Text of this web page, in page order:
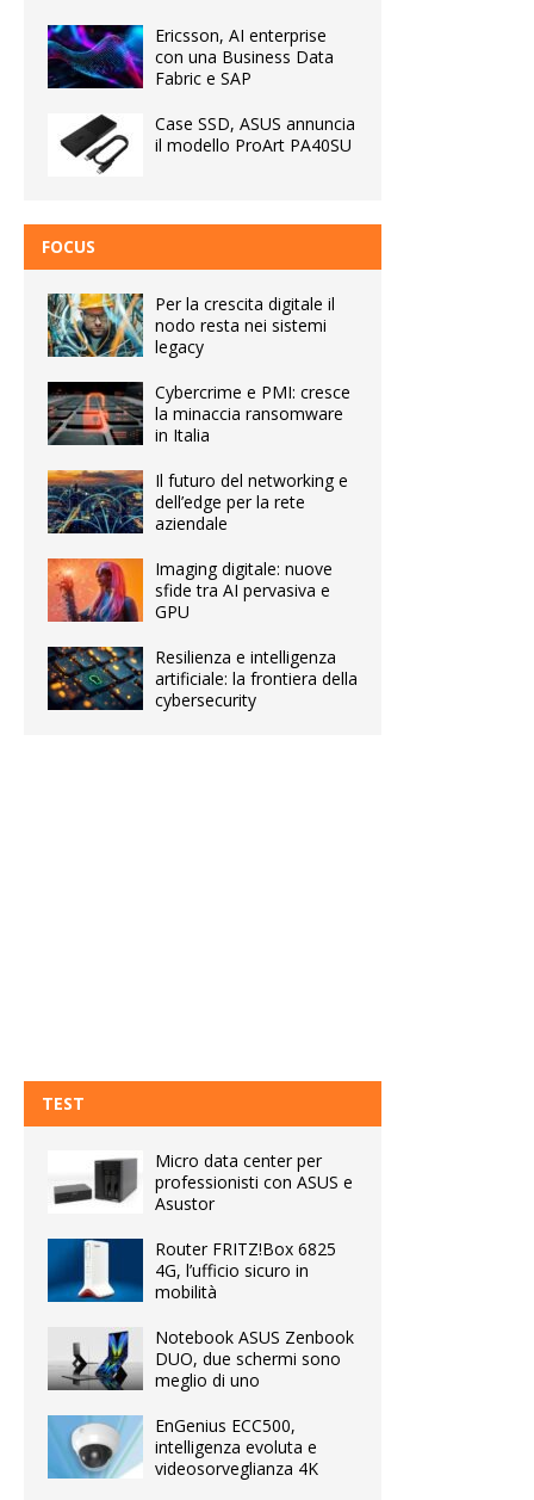
Ericsson, AI enterprise
con una Business Data
Fabric e SAP
Case SSD, ASUS annuncia
il modello ProArt PA40SU
FOCUS
Per la crescita digitale il
nodo resta nei sistemi
legacy
Cybercrime e PMI: cresce
la minaccia ransomware
in Italia
Il futuro del networking e
dell’edge per la rete
aziendale
Imaging digitale: nuove
sfide tra AI pervasiva e
GPU
Resilienza e intelligenza
artificiale: la frontiera della
cybersecurity
TEST
Micro data center per
professionisti con ASUS e
Asustor
Router FRITZ!Box 6825
4G, l’ufficio sicuro in
mobilità
Notebook ASUS Zenbook
DUO, due schermi sono
meglio di uno
EnGenius ECC500,
intelligenza evoluta e
videosorveglianza 4K